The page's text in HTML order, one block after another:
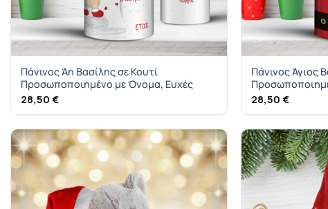
Πάνινος Άη Βασίλης σε Κουτί
Προσωποποιημένο με Όνομα, Ευχές
28,50 €
Πάνινος Άγιος
28,50€